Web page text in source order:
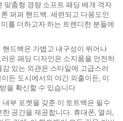
맞춤형 경량 소프트 패딩 베개 격자
퍼퍼 핸드백. 세련되고 다용도인
를 더하고자 하는 트렌디한 분들에
드백은 가볍고 내구성이 뛰어나
운 패딩 디자인은 소지품을 안전하
있는 외관은 스타일에 고급스러
든 도시에서의 야간 외출이든, 이
을 확신할 수 있습니다
부 포켓을 갖춘 이 토트백은 필수
공간을 제공합니다. 휴대폰, 열쇠,